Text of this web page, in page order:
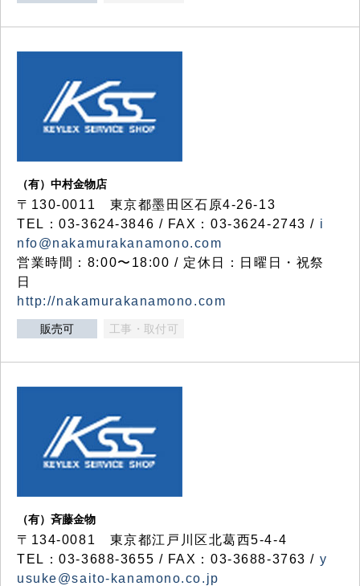
（有）中村金物店
〒130-0011 東京都墨田区石原4-26-13
TEL：03-3624-3846 / FAX：03-3624-2743 / i
nfo@nakamurakanamono.com
営業時間：8:00〜18:00 / 定休日：日曜日・祝祭
日
http://nakamurakanamono.com
販売可 工事・取付可
（有）斉藤金物
〒134-0081 東京都江戸川区北葛西5-4-4
TEL：03-3688-3655 / FAX：03-3688-3763 / y
usuke@saito-kanamono.co.jp